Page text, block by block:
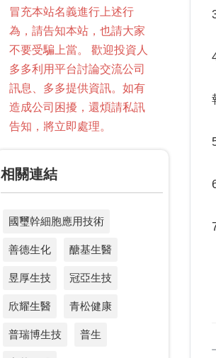
冒充本站名義進行上述行
為，請告知本站，也請大家
不要受騙上當。 歡迎投資人
多多利用平台討論交流公司
訊息、多多提供資訊。如有
造成公司困擾，還煩請私訊
告知，將立即處理。
相關連結
國璽幹細胞應用技術
善德生化 醣基生醫
昱厚生技 冠亞生技
欣耀生醫 青松健康
普瑞博生技 普生